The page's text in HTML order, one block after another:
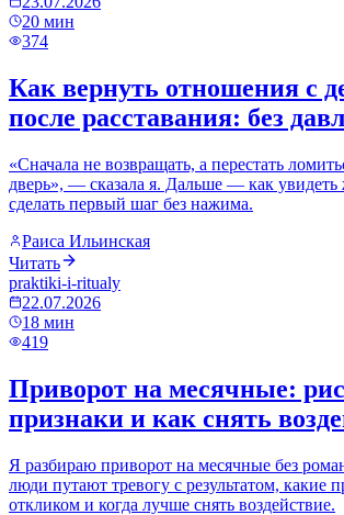
20 мин
374
Как вернуть отношения с
после расставания: без
«Сначала не возвращать, а перестать
дверь», — сказала я. Дальше — как
сделать первый шаг без нажима.
Раиса Ильинская
Читать
praktiki-i-ritualy
22.07.2026
18 мин
419
Приворот на месячные:
признаки и как снять
Я разбираю приворот на месячные без
люди путают тревогу с результатом, какие
откликом и когда лучше снять воздействие.